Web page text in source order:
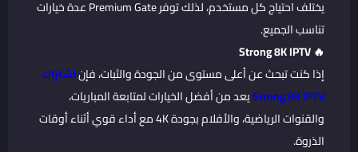
يختلف احتياج كل مستخدم، لذلك توفر Premium Gate عدة خيارات
تناسب الجميع.
🔥 Strong 8K IPTV
إذا كنت تبحث عن أعلى مستوى من الجودة والثبات، فإناشتراك
Strong 8K IPTVيعد من أفضل الخيارات لمتابعة المباريات،
والقنوات الرياضية، والأفلام بجودة 4K مع أداء قوي أثناء أوقات
الذروة.